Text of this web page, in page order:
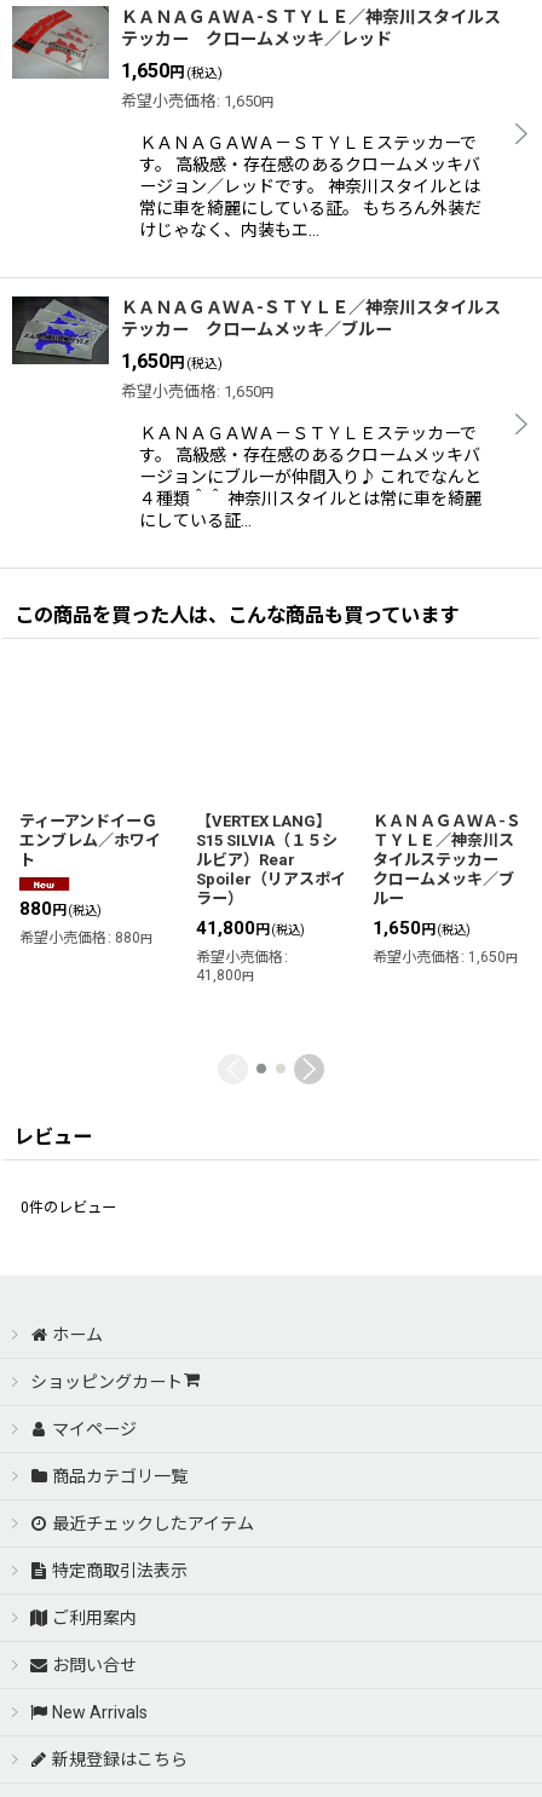
ＫＡＮＡＧＡＷＡ-ＳＴＹＬＥ／神奈川スタイルス
テッカー クロームメッキ／レッド
1,650円 (税込)
希望小売価格: 1,650円
ＫＡＮＡＧＡＷＡ－ＳＴＹＬＥステッカーで
す。 高級感・存在感のあるクロームメッキバ
ージョン／レッドです。 神奈川スタイルとは
常に車を綺麗にしている証。 もちろん外装だ
けじゃなく、内装もエ…
ＫＡＮＡＧＡＷＡ-ＳＴＹＬＥ／神奈川スタイルス
テッカー クロームメッキ／ブルー
1,650円 (税込)
希望小売価格: 1,650円
ＫＡＮＡＧＡＷＡ－ＳＴＹＬＥステッカーで
す。 高級感・存在感のあるクロームメッキバ
ージョンにブルーが仲間入り♪ これでなんと
４種類＾＾ 神奈川スタイルとは常に車を綺麗
にしている証…
この商品を買った人は、こんな商品も買っています
ティーアンドイーＧ
エンブレム／ホワイ
ト
880円 (税込)
希望小売価格 : 880円
【VERTEX LANG】
S15 SILVIA（１５シ
ルビア）Rear
Spoiler（リアスポイ
ラー）
41,800円 (税込)
希望小売価格 :
41,800円
ＫＡＮＡＧＡＷＡ-Ｓ
ＴＹＬＥ／神奈川ス
タイルステッカー
クロームメッキ／ブ
ルー
1,650円 (税込)
希望小売価格 : 1,650円
レビュー
0件のレビュー
ホーム
ショッピングカート
マイページ
商品カテゴリ一覧
最近チェックしたアイテム
特定商取引法表示
ご利用案内
お問い合せ
New Arrivals
新規登録はこちら